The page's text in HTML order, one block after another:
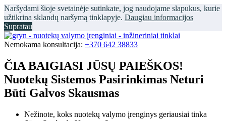
Naršydami šioje svetainėje sutinkate, jog naudojame slapukus, kurie
užtikrina sklandų naršymą tinklapyje. Daugiau informacijos
Supratau
Nemokama konsultacija: +370 642 38833
ČIA BAIGIASI JŪSŲ PAIEŠKOS!
Nuotekų Sistemos Pasirinkimas Neturi
Būti Galvos Skausmas
Nežinote, koks nuotekų valymo įrenginys geriausiai tinka